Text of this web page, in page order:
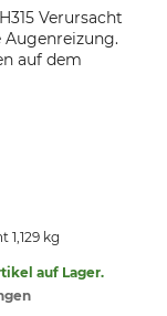
Verursacht
Augenreizung.
auf dem
1,129 kg
auf Lager.